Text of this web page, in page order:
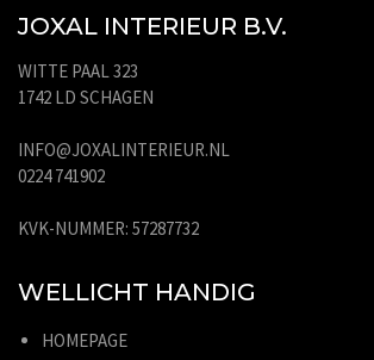
JOXAL INTERIEUR B.V.
WITTE PAAL 323
1742 LD SCHAGEN
INFO@JOXALINTERIEUR.NL
0224 741902
KVK-NUMMER: 57287732
WELLICHT HANDIG
HOMEPAGE